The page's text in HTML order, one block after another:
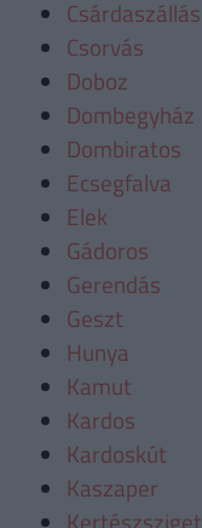
Csárdaszállás
Csorvás
Doboz
Dombegyház
Dombiratos
Ecsegfalva
Elek
Gádoros
Gerendás
Geszt
Hunya
Kamut
Kardos
Kardoskút
Kaszaper
Kertészsziget